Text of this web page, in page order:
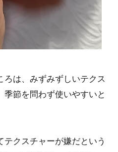
ろは、みずみずしいテクス
季節を問わず使いやすいと
テクスチャーが嫌だという